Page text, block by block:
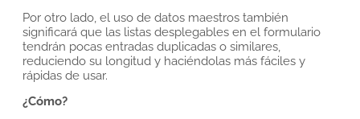
Por otro lado, el uso de datos maestros también
significará que las listas desplegables en el formulario
tendrán pocas entradas duplicadas o similares,
reduciendo su longitud y haciéndolas más fáciles y
rápidas de usar.
¿Cómo?